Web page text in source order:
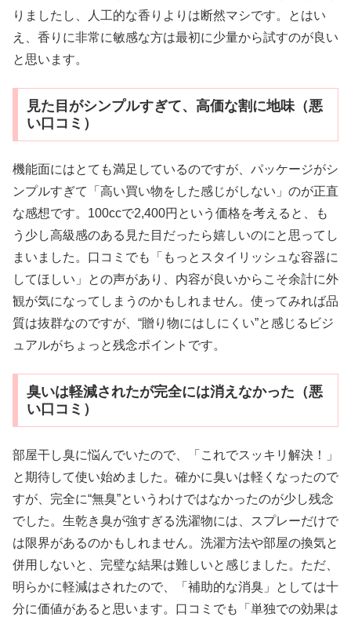
りましたし、人工的な香りよりは断然マシです。とはい
え、香りに非常に敏感な方は最初に少量から試すのが良い
と思います。
見た目がシンプルすぎて、高価な割に地味（悪
い口コミ）
機能面にはとても満足しているのですが、パッケージがシ
ンプルすぎて「高い買い物をした感じがしない」のが正直
な感想です。100ccで2,400円という価格を考えると、も
う少し高級感のある見た目だったら嬉しいのにと思ってし
まいました。口コミでも「もっとスタイリッシュな容器に
してほしい」との声があり、内容が良いからこそ余計に外
観が気になってしまうのかもしれません。使ってみれば品
質は抜群なのですが、“贈り物にはしにくい”と感じるビジ
ュアルがちょっと残念ポイントです。
臭いは軽減されたが完全には消えなかった（悪
い口コミ）
部屋干し臭に悩んでいたので、「これでスッキリ解決！」
と期待して使い始めました。確かに臭いは軽くなったので
すが、完全に“無臭”というわけではなかったのが少し残念
でした。生乾き臭が強すぎる洗濯物には、スプレーだけで
は限界があるのかもしれません。洗濯方法や部屋の換気と
併用しないと、完璧な結果は難しいと感じました。ただ、
明らかに軽減はされたので、「補助的な消臭」としては十
分に価値があると思います。口コミでも「単独での効果は